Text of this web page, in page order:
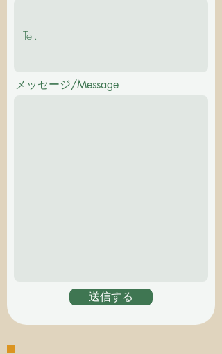
メッセージ/Message
送信する